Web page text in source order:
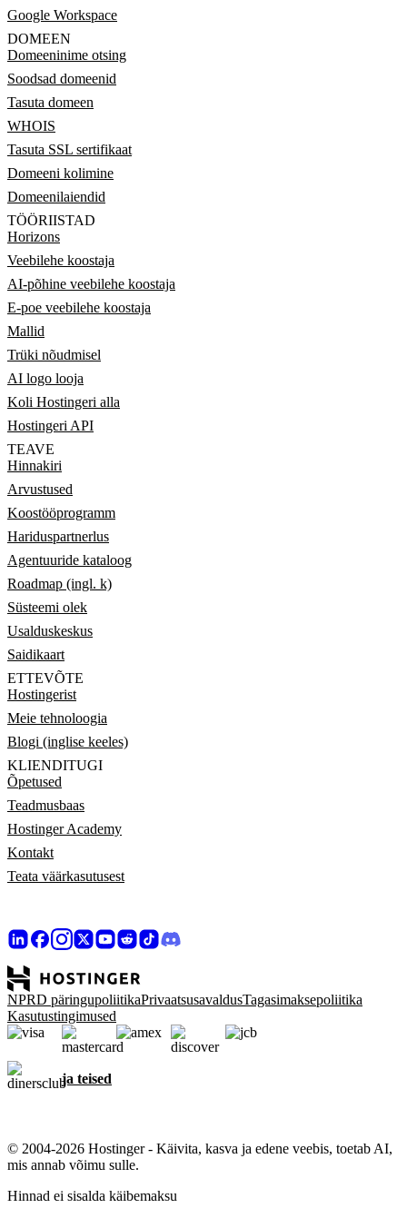
Google Workspace
DOMEEN
Domeeninime otsing
Soodsad domeenid
Tasuta domeen
WHOIS
Tasuta SSL sertifikaat
Domeeni kolimine
Domeenilaiendid
TÖÖRIISTAD
Horizons
Veebilehe koostaja
AI-põhine veebilehe koostaja
E-poe veebilehe koostaja
Mallid
Trüki nõudmisel
AI logo looja
Koli Hostingeri alla
Hostingeri API
TEAVE
Hinnakiri
Arvustused
Koostööprogramm
Hariduspartnerlus
Agentuuride kataloog
Roadmap (ingl. k)
Süsteemi olek
Usalduskeskus
Saidikaart
ETTEVÕTE
Hostingerist
Meie tehnoloogia
Blogi (inglise keeles)
KLIENDITUGI
Õpetused
Teadmusbaas
Hostinger Academy
Kontakt
Teata väärkasutusest
NPRD päringupoliitikaPrivaatsusavaldusTagasimaksepoliitika
Kasutustingimused
ja teised
© 2004-2026 Hostinger - Käivita, kasva ja edene veebis, toetab AI,
mis annab võimu sulle.
Hinnad ei sisalda käibemaksu